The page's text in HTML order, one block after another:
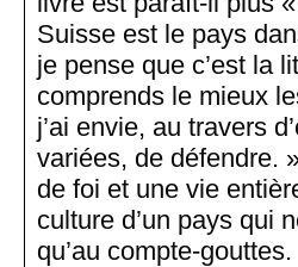
Suisse est le pays
je pense que c’est la
comprends le mieux
j’ai envie, au travers
variées, de défendre.
de foi et une vie
culture d’un pays qui
qu’au compte-gouttes.